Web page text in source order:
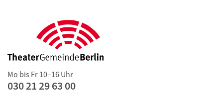
Mo bis Fr 10–16 Uhr
030 21 29 63 00